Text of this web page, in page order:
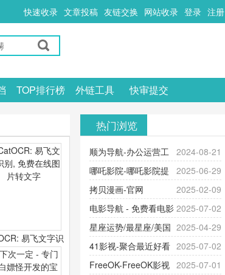
快速收录 文章投稿 友链交换 网站收录 登录 注册
TOP排行榜 外链工具 快审提交
易飞文字识
费在线图片转文
字
热门浏览
2024-08-21
顺为导航-办公运营工
具导航
2025-06-29
哪吒影院-哪吒影院提
供最新、最全的高清电影、电视
剧、动漫和综艺节目免费观看。平
台内容丰富，更新快速，支持在线
观看，满足各类影迷需求，提供无
广告、高清流畅的观影体验。
2025-02-09
拷贝漫画-官网
_www.copymango.com_动漫综合
2025-07-02
电影导航 - 免费看电影
就来这！ | 快导航网-免费看电影就
来这！收录大量免费看电影网站！
2025-04-29
星座运势/最星座/美国
神婆星座网
2025-07-02
41影视-聚合最近好看
的电视剧最新电影网站-41影视为您
2025-07-01
FreeOK-FreeOK影视